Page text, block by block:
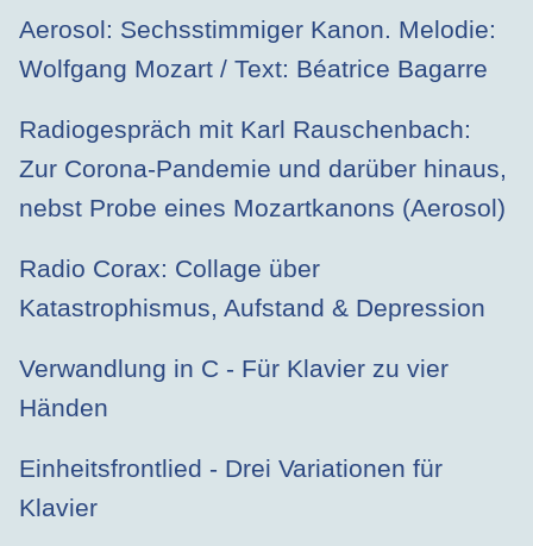
Aerosol: Sechsstimmiger Kanon. Melodie:
Wolfgang Mozart / Text: Béatrice Bagarre
Radiogespräch mit Karl Rauschenbach:
Zur Corona-Pandemie und darüber hinaus,
nebst Probe eines Mozartkanons (Aerosol)
Radio Corax: Collage über
Katastrophismus, Aufstand & Depression
Verwandlung in C - Für Klavier zu vier
Händen
Einheitsfrontlied - Drei Variationen für
Klavier